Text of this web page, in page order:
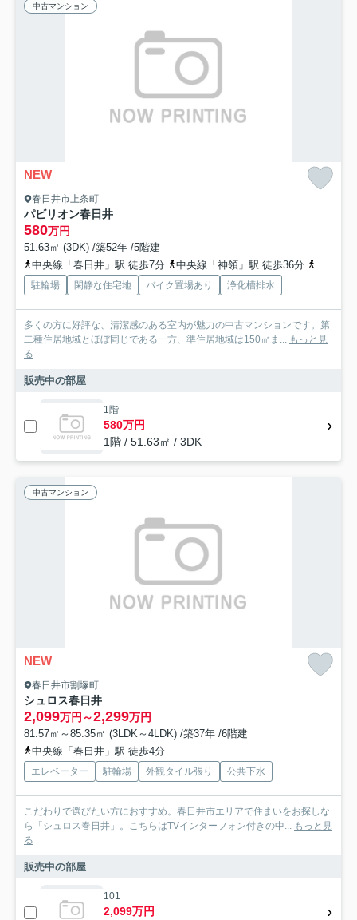
中古マンション
NEW
春日井市上条町
パビリオン春日井
580万円
51.63㎡ (3DK) /築52年 /5階建
中央線「春日井」駅 徒歩7分
中央線「神領」駅 徒歩36分
駐輪場 閑静な住宅地 バイク置場あり 浄化槽排水
多くの方に好評な、清潔感のある室内が魅力の中古マンションです。第
二種住居地域とほぼ同じである一方、準住居地域は150㎡ま... もっと見
る
販売中の部屋
1階
580万円
1階 / 51.63㎡ / 3DK
中古マンション
NEW
春日井市割塚町
シュロス春日井
2,099万円～2,299万円
81.57㎡～85.35㎡ (3LDK～4LDK) /築37年 /6階建
中央線「春日井」駅 徒歩4分
エレベーター 駐輪場 外観タイル張り 公共下水
こだわりで選びたい方におすすめ。春日井市エリアで住まいをお探しな
ら「シュロス春日井」。こちらはTVインターフォン付きの中... もっと見
る
販売中の部屋
101
2,099万円